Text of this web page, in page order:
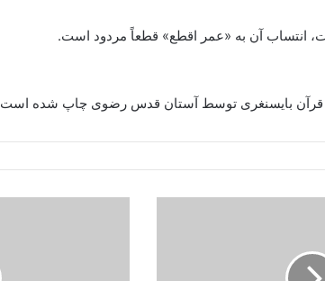
انتساب آن به «عمر اقطع» قطعاً مردود است.
قرآن بایسنغری توسط آستان قدس رضوی چاپ شده است